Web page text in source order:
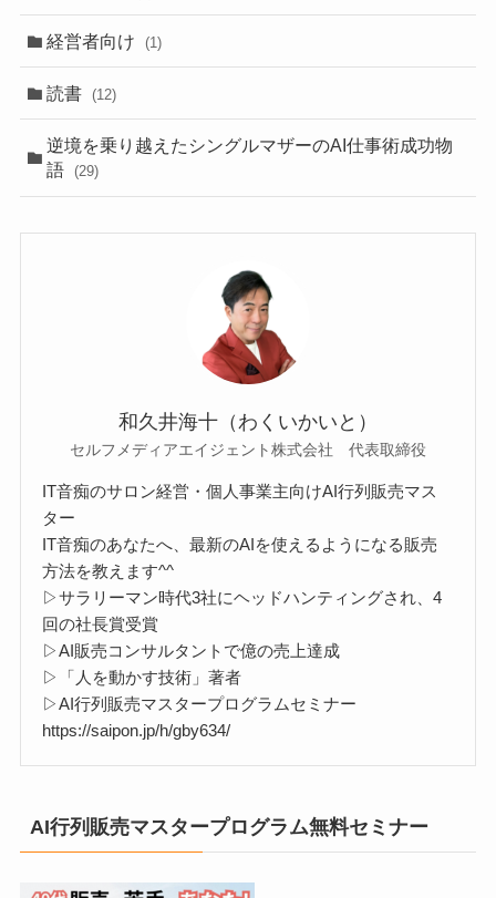
経営者向け (1)
読書 (12)
逆境を乗り越えたシングルマザーのAI仕事術成功物
語
(29)
和久井海十（わくいかいと）
セルフメディアエイジェント株式会社 代表取締役
IT音痴のサロン経営・個人事業主向けAI行列販売マス
ター
IT音痴のあなたへ、最新のAIを使えるようになる販売
方法を教えます^^
▷サラリーマン時代3社にヘッドハンティングされ、4
回の社長賞受賞
▷AI販売コンサルタントで億の売上達成
▷「人を動かす技術」著者
▷AI行列販売マスタープログラムセミナー
https://saipon.jp/h/gby634/
AI行列販売マスタープログラム無料セミナー